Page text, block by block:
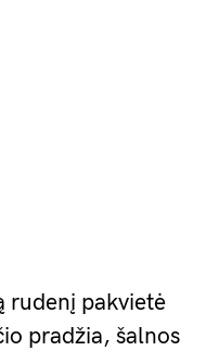
rudenį pakvietė
pradžia, šalnos